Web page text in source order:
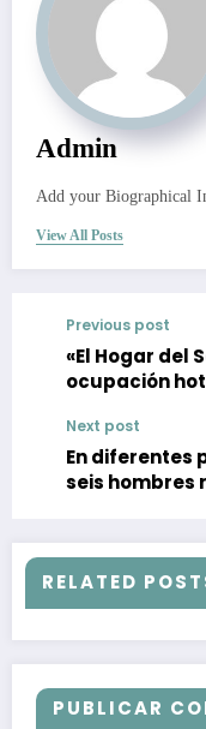
Admin
Add your Biographical
View All Posts
Previous post
«El Hogar del
ocupación
Next post
En diferentes
seis hombres
RELATED
PUBLICAR